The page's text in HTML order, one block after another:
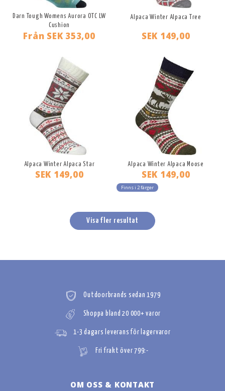
Darn Tough Womens Aurora OTC LW
Cushion
Från SEK 353,00
Alpaca Winter Alpaca Tree
SEK 149,00
Alpaca Winter Alpaca Star
SEK 149,00
Alpaca Winter Alpaca Moose
SEK 149,00
Finns i 2 färger
Visa fler resultat
Outdoorbrands sedan 1979
Shoppa bland 20 000+ varor
1-3 dagars leverans för lagervaror
Fri frakt över 799:-
OM OSS & KONTAKT